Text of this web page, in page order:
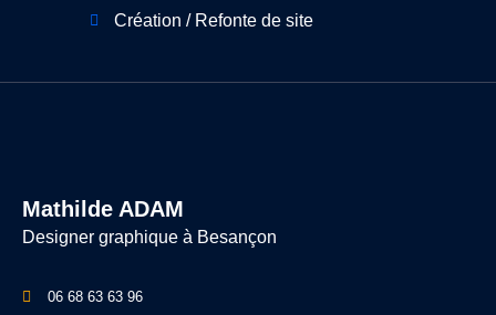
Création / Refonte de site
Mathilde ADAM
Designer graphique à Besançon
06 68 63 63 96